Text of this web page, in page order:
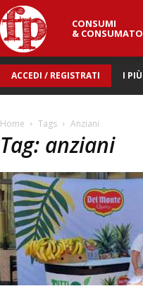
Fresh
Point
Magazine
CONSUMI
&
ACCEDI / REGISTRATI I
Home Tags Anziani
Tag: anziani